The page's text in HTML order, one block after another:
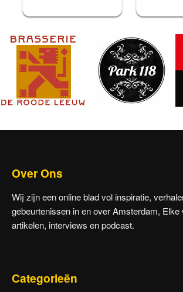
Over Ons
Wij zijn een online blad vol inspiratie,
gebeurtenissen in en over Amsterdam, Elke
artikelen, interviews en podcast.
Categorieën